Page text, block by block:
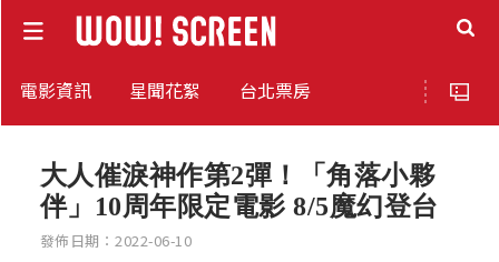
電影資訊 星聞花絮 台北票房
大人催淚神作第2彈！「角落小夥
伴」10周年限定電影 8/5魔幻登台
發佈日期：2022-06-10